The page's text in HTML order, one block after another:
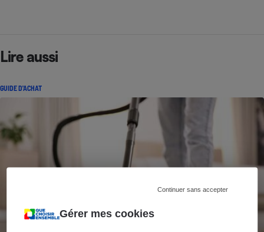
Gérer mes cookies
Continuer sans accepter
Lire aussi
GUIDE D'ACHAT